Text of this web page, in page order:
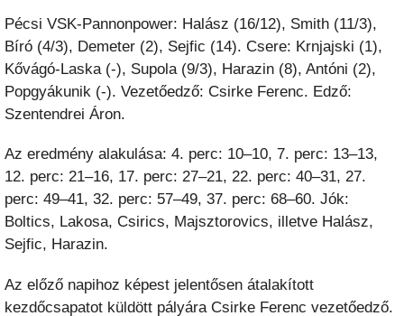
Pécsi VSK-Pannonpower: Halász (16/12), Smith (11/3),
Bíró (4/3), Demeter (2), Sejfic (14). Csere: Krnjajski (1),
Kővágó-Laska (-), Supola (9/3), Harazin (8), Antóni (2),
Popgyákunik (-). Vezetőedző: Csirke Ferenc. Edző:
Szentendrei Áron.
Az eredmény alakulása: 4. perc: 10–10, 7. perc: 13–13,
12. perc: 21–16, 17. perc: 27–21, 22. perc: 40–31, 27.
perc: 49–41, 32. perc: 57–49, 37. perc: 68–60. Jók:
Boltics, Lakosa, Csirics, Majsztorovics, illetve Halász,
Sejfic, Harazin.
Az előző napihoz képest jelentősen átalakított
kezdőcsapatot küldött pályára Csirke Ferenc vezetőedző.